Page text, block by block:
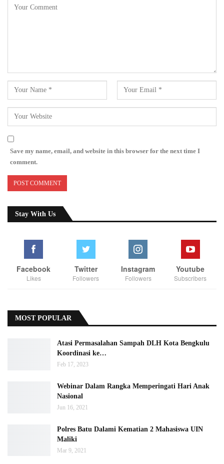
Save my name, email, and website in this browser for the next time I
comment.
Stay With Us
Facebook
Likes
Twitter
Followers
Instagram
Followers
Youtube
Subscribers
MOST POPULAR
Atasi Permasalahan Sampah DLH Kota Bengkulu
Koordinasi ke…
Feb 17, 2023
Webinar Dalam Rangka Memperingati Hari Anak
Nasional
Jun 16, 2021
Polres Batu Dalami Kematian 2 Mahasiswa UIN
Maliki
Mar 9, 2021